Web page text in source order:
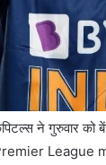
ने गुरुवार को
League